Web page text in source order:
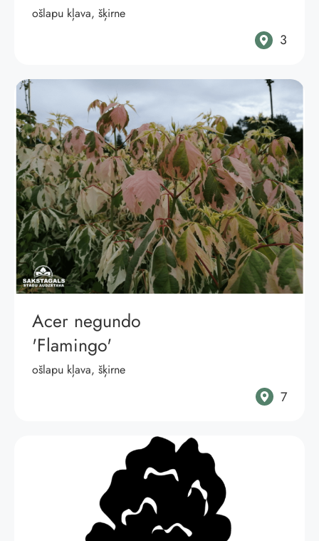
ošlapu kļava, šķirne
3
Acer negundo
'Flamingo'
ošlapu kļava, šķirne
7